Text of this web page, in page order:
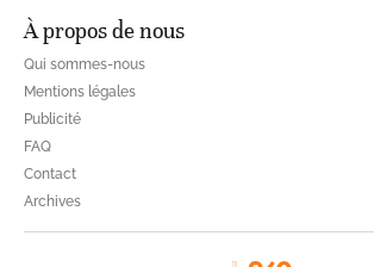
À propos de nous
Qui sommes-nous
Mentions légales
Publicité
FAQ
Contact
Archives